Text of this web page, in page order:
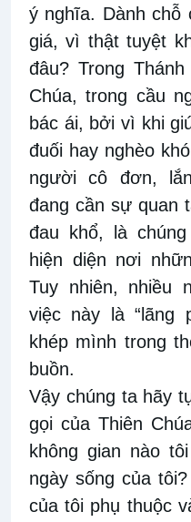
ý nghĩa. Dành chỗ
giá, vì thật tuyệt
đâu? Trong
Chúa, trong cầu
bác ái, bởi vì khi
đuối hay nghèo
người cô đơn,
đang cần sự quan
đau khổ, là
hiện diện nơi
Tuy nhiên, nhiều
việc này là “lãng
khép mình trong
buồn.
Vậy chúng ta hãy
gọi của Thiên
không gian nào
ngày sống của
của tôi phụ thuộc